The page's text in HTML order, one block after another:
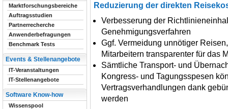
Reduzierung der direkten
Verbesserung der
Genehmigungsverfahren
Ggf. Vermeidung unnötiger
Mitarbeitern transparenter für das
Sämtliche Transport- und
Kongress- und Tagungsspesen
Vertragsverhandlungen dank
werden
Marktforschungsbereiche
Auftragsstudien
Partnerrecherche
Anwenderbefragungen
Benchmark Tests
Events & Stellenangebote
IT-Veranstaltungen
IT-Stellenangebote
Software Know-how
Wissenspool